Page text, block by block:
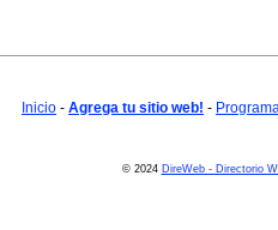
Inicio - Agrega tu sitio web! -
© 2024 DireWeb - Directorio